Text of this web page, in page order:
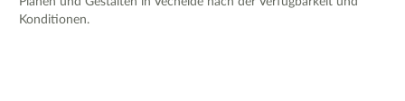
Konditionen.